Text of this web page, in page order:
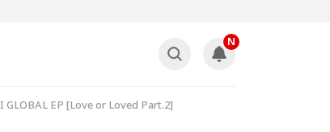
N
GLOBAL EP [Love or Loved Part.2]